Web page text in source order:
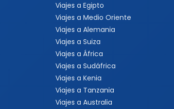
Viajes a Egipto
Viajes a Medio Oriente
Viajes a Alemania
Viajes a Suiza
Viajes a África
Viajes a Sudáfrica
Viajes a Kenia
Viajes a Tanzania
Viajes a Australia